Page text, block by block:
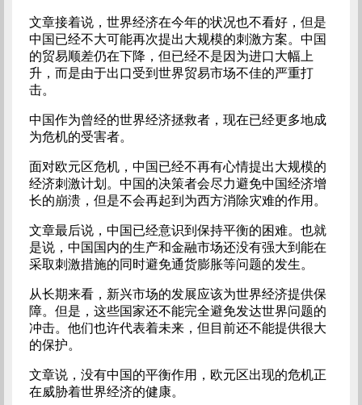
文章接着说，世界经济在今年的状况也不看好，但是
中国已经不大可能再次提出大规模的刺激方案。中国
的贸易顺差仍在下降，但已经不是因为进口大幅上
升，而是由于出口受到世界贸易市场不佳的严重打
击。
中国作为曾经的世界经济拯救者，现在已经更多地成
为危机的受害者。
面对欧元区危机，中国已经不再有心情提出大规模的
经济刺激计划。中国的决策者会尽力避免中国经济增
长的崩溃，但是不会再起到为西方消除灾难的作用。
文章最后说，中国已经意识到保持平衡的困难。也就
是说，中国国内的生产和金融市场还没有强大到能在
采取刺激措施的同时避免通货膨胀等问题的发生。
从长期来看，新兴市场的发展应该为世界经济提供保
障。但是，这些国家还不能完全避免发达世界问题的
冲击。他们也许代表着未来，但目前还不能提供很大
的保护。
文章说，没有中国的平衡作用，欧元区出现的危机正
在威胁着世界经济的健康。